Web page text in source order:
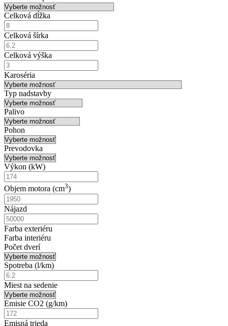
Celková dĺžka
Celková šírka
Celková výška
Karoséria
Typ nadstavby
Palivo
Pohon
Prevodovka
Výkon (kW)
Objem motora (cm3)
Nájazd
Farba exteriéru
Farba interiéru
Počet dverí
Spotreba (l/km)
Miest na sedenie
Emisie CO2 (g/km)
Emisná trieda